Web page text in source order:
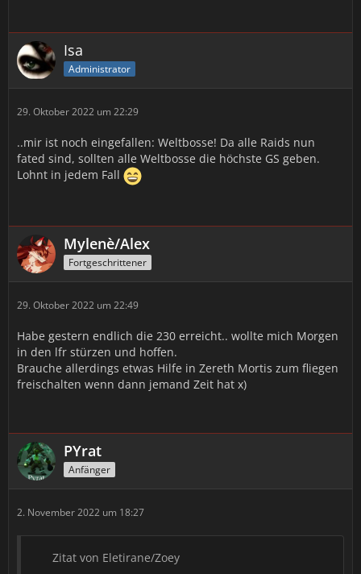
Isa
Administrator
29. Oktober 2022 um 22:29
..mir ist noch eingefallen: Weltbosse! Da alle Raids nun
fated sind, sollten alle Weltbosse die höchste GS geben.
Lohnt in jedem Fall
Mylenè/Alex
Fortgeschrittener
29. Oktober 2022 um 22:49
Habe gestern endlich die 230 erreicht.. wollte mich Morgen
in den lfr stürzen und hoffen.
Brauche allerdings etwas Hilfe in Zereth Mortis zum fliegen
freischalten wenn dann jemand Zeit hat x)
PYrat
Anfänger
2. November 2022 um 18:27
Zitat von Eletirane/Zoey